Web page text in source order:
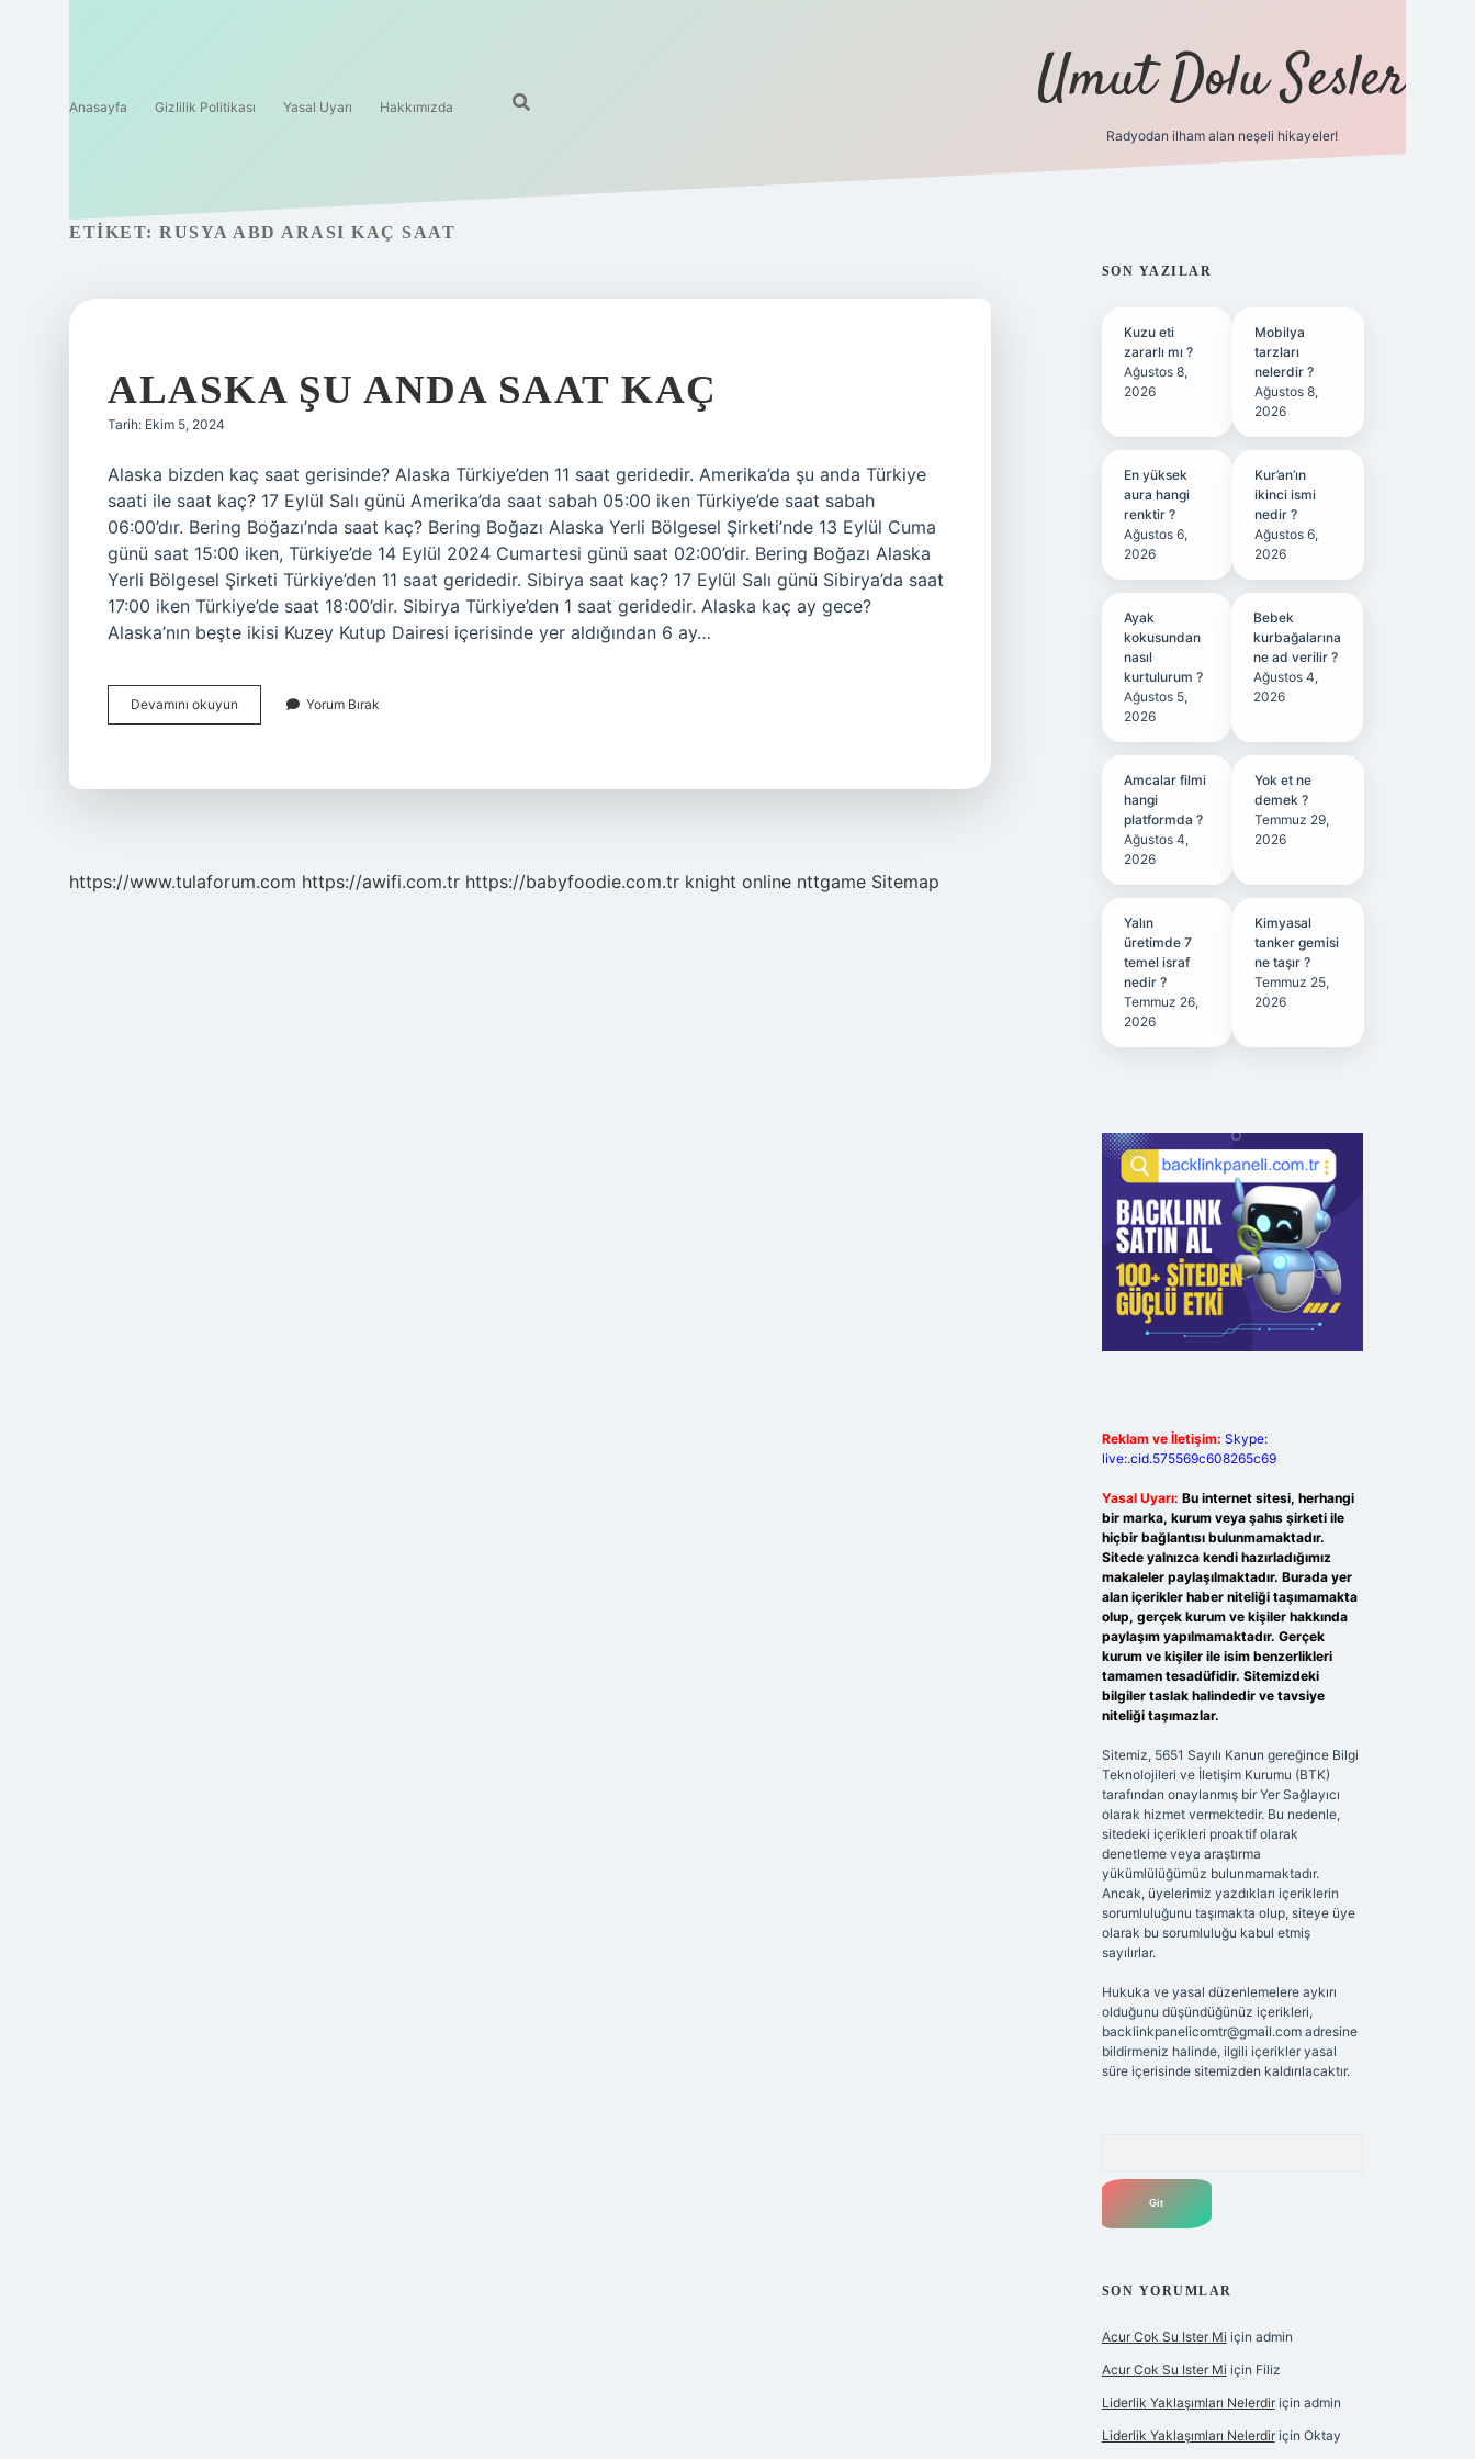
Anasayfa Gizlilik Politikası Yasal Uyarı Hakkımızda Umut Dolu Sesler
Radyodan ilham alan neşeli hikayeler!
ETIKET: RUSYA ABD ARASI KAÇ SAAT
ALASKA ŞU ANDA SAAT KAÇ
Tarih: Ekim 5, 2024
Alaska bizden kaç saat gerisinde? Alaska Türkiye’den 11 saat geridedir. Amerika’da şu anda Türkiye
saati ile saat kaç? 17 Eylül Salı günü Amerika’da saat sabah 05:00 iken Türkiye’de saat sabah
06:00’dır. Bering Boğazı’nda saat kaç? Bering Boğazı Alaska Yerli Bölgesel Şirketi’nde 13 Eylül Cuma
günü saat 15:00 iken, Türkiye’de 14 Eylül 2024 Cumartesi günü saat 02:00’dir. Bering Boğazı Alaska
Yerli Bölgesel Şirketi Türkiye’den 11 saat geridedir. Sibirya saat kaç? 17 Eylül Salı günü Sibirya’da saat
17:00 iken Türkiye’de saat 18:00’dir. Sibirya Türkiye’den 1 saat geridedir. Alaska kaç ay gece?
Alaska’nın beşte ikisi Kuzey Kutup Dairesi içerisinde yer aldığından 6 ay…
Devamını okuyun
Şu
Yorum Bırak
https://www.tulaforum.com https://awifi.com.tr https://babyfoodie.com.tr knight online nttgame Sitemap
SIDEBAR
SON YAZILAR
Kuzu eti
zararlı mı ?
Ağustos 8,
2026
Mobilya
tarzları
nelerdir ?
Ağustos 8,
2026
En yüksek
aura hangi
renktir ?
Ağustos 6,
2026
Kur’an’ın
ikinci ismi
nedir ?
Ağustos 6,
2026
Ayak
kokusundan
nasıl
kurtulurum ?
Ağustos 5,
2026
Bebek
kurbağalarına
ne ad verilir ?
Ağustos 4,
2026
Amcalar filmi
hangi
platformda ?
Ağustos 4,
2026
Yok et ne
demek ?
Temmuz 29,
2026
Yalın
üretimde 7
temel israf
nedir ?
Temmuz 26,
2026
Kimyasal
tanker gemisi
ne taşır ?
Temmuz 25,
2026
Reklam ve İletişim: Skype:
live:.cid.575569c608265c69
Yasal Uyarı: Bu internet sitesi, herhangi
bir marka, kurum veya şahıs şirketi ile
hiçbir bağlantısı bulunmamaktadır.
Sitede yalnızca kendi hazırladığımız
makaleler paylaşılmaktadır. Burada yer
alan içerikler haber niteliği taşımamakta
olup, gerçek kurum ve kişiler hakkında
paylaşım yapılmamaktadır. Gerçek
kurum ve kişiler ile isim benzerlikleri
tamamen tesadüfidir. Sitemizdeki
bilgiler taslak halindedir ve tavsiye
niteliği taşımazlar.
Sitemiz, 5651 Sayılı Kanun gereğince Bilgi
Teknolojileri ve İletişim Kurumu (BTK)
tarafından onaylanmış bir Yer Sağlayıcı
olarak hizmet vermektedir. Bu nedenle,
sitedeki içerikleri proaktif olarak
denetleme veya araştırma
yükümlülüğümüz bulunmamaktadır.
Ancak, üyelerimiz yazdıkları içeriklerin
sorumluluğunu taşımakta olup, siteye üye
olarak bu sorumluluğu kabul etmiş
sayılırlar.
Hukuka ve yasal düzenlemelere aykırı
olduğunu düşündüğünüz içerikleri,
backlinkpanelicomtr@gmail.comadresine
bildirmeniz halinde, ilgili içerikler yasal
süre içerisinde sitemizden kaldırılacaktır.
SON YORUMLAR
Acur Cok Su Ister Mi için admin
Acur Cok Su Ister Mi için Filiz
Liderlik Yaklaşımları Nelerdiriçin admin
Liderlik Yaklaşımları Nelerdiriçin Oktay